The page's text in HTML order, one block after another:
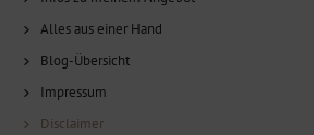
Alles aus einer Hand
Blog-Übersicht
Impressum
Disclaimer